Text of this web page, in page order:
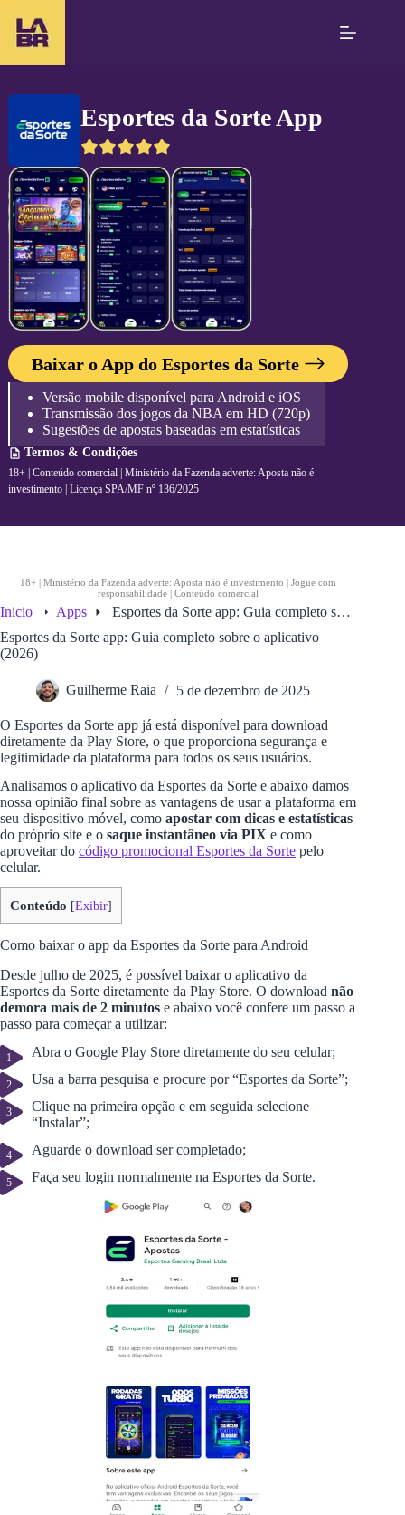
A
o
ar
a
s
a
s
d
e
A
p
o
st
a
s
P
a
l
p
it
e
s
N
A
Versão mobile disponível para Android e iOS
Transmissão dos jogos da NBA em HD (720p)
Sugestões de apostas baseadas em estatísticas
Termos & Condições
18+ | Conteúdo comercial | Ministério da Fazenda adverte: Aposta não é
investimento | Licença SPA/MF nº 136/2025
Baixar o App do Esportes da Sorte
Esportes da Sorte App
5
r
a
t
i
n
g
18+ | Ministério da Fazenda adverte: Aposta não é investimento | Jogue com
responsabilidade | Conteúdo comercial
Inicio Apps
Esportes da Sorte app: Guia completo sobre o aplicativo (2026)
Esportes da Sorte app: Guia completo sobre o aplicativo
(2026)
Guilherme Raia 5 de dezembro de 2025
O Esportes da Sorte app já está disponível para download
diretamente da Play Store, o que proporciona segurança e
legitimidade da plataforma para todos os seus usuários.
Analisamos o aplicativo da Esportes da Sorte e abaixo damos
nossa opinião final sobre as vantagens de usar a plataforma em
seu dispositivo móvel, como apostar com dicas e estatísticas
do próprio site e o saque instantâneo via PIX e como
aproveitar do código promocional Esportes da Sorte pelo
celular.
Conteúdo [Exibir]
Como baixar o app da Esportes da Sorte para Android
Desde julho de 2025, é possível baixar o aplicativo da
Esportes da Sorte diretamente da Play Store. O download não
demora mais de 2 minutos e abaixo você confere um passo a
passo para começar a utilizar:
Abra o Google Play Store diretamente do seu celular;
Usa a barra pesquisa e procure por “Esportes da Sorte”;
Clique na primeira opção e em seguida selecione
“Instalar”;
Aguarde o download ser completado;
Faça seu login normalmente na Esportes da Sorte.